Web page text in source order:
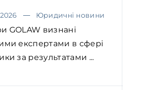
Юридичні новини
GOLAW визнані
експертами в сфері
за результатами ...